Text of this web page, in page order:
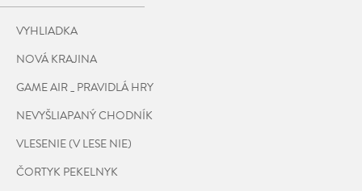
VYHLIADKA
NOVÁ KRAJINA
GAME AIR _ PRAVIDLÁ HRY
NEVYŠLIAPANÝ CHODNÍK
VLESENIE (V LESE NIE)
ČORTYK PEKELNYK